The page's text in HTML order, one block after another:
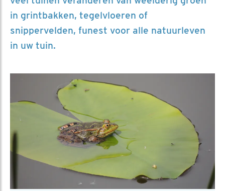
in grintbakken, tegelvloeren of
snippervelden, funest voor alle natuurleven
in uw tuin.